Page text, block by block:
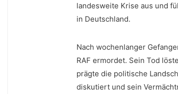
landesweite Krise ⁤aus ⁤und
in‌ Deutschland.
Nach wochenlanger
RAF ermordet. Sein Tod
prägte die politische⁣
diskutiert und sein